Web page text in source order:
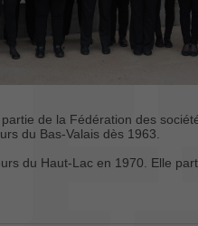
de la Fédération des
du Bas-Valais dès 1963.
du Haut-Lac en 1970. Elle